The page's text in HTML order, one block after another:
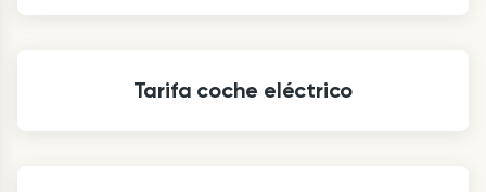
Tarifa coche eléctrico